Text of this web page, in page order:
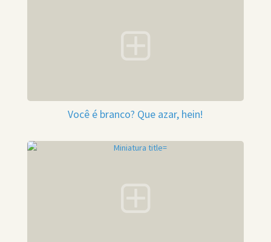
Você é branco? Que azar, hein!